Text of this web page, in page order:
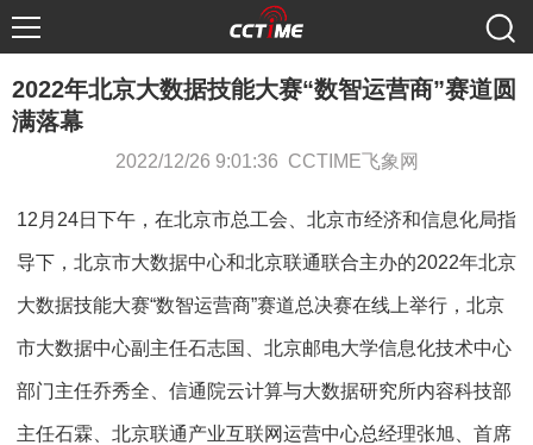
2022年北京大数据技能大赛“数智运营商”赛道圆
满落幕
2022/12/26 9:01:36 CCTIME飞象网
12月24日下午，在北京市总工会、北京市经济和信息化局指
导下，北京市大数据中心和北京联通联合主办的2022年北京
大数据技能大赛“数智运营商”赛道总决赛在线上举行，北京
市大数据中心副主任石志国、北京邮电大学信息化技术中心
部门主任乔秀全、信通院云计算与大数据研究所内容科技部
主任石霖、北京联通产业互联网运营中心总经理张旭、首席